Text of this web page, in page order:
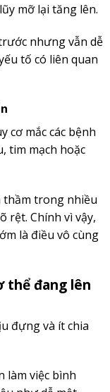
mỡ lại tăng lên.
nhưng vẫn dễ
tố có liên quan
cơ mắc các bệnh
tim mạch hoặc
thầm trong nhiều
rệt. Chính vì vậy,
là điều vô cùng
thể đang lên
đựng và ít chia
làm việc bình